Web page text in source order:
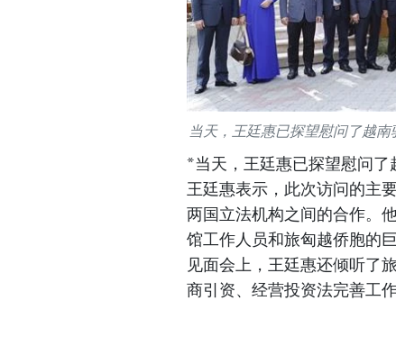
当天，王廷惠已探望慰问了越
*当天，王廷惠已探望慰问了
王廷惠表示，此次访问的主
两国立法机构之间的合作。
馆工作人员和旅匈越侨胞的巨
见面会上，王廷惠还倾听了
商引资、经营投资法完善工